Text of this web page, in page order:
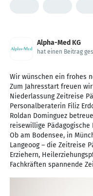
Alpha-Med KG
hat einen Beitrag
Wir wünschen ein frohes
Zum Jahresstart freuen
Niederlassung Zeitreise
Personalberaterin Filiz
Roldan Dominguez
reisewillige Pädagogische
Ob am Bodensee, in
Langeoog – die Zeitreise
Erziehern,
Fachkräften spannende